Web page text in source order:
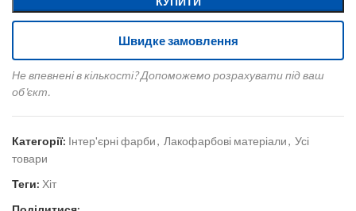
Швидке замовлення
Не впевнені в кількості? Допоможемо розрахувати під ваш
об'єкт.
Категорії: Інтер'єрні фарби, Лакофарбові матеріали, Усі
товари
Теги: Хіт